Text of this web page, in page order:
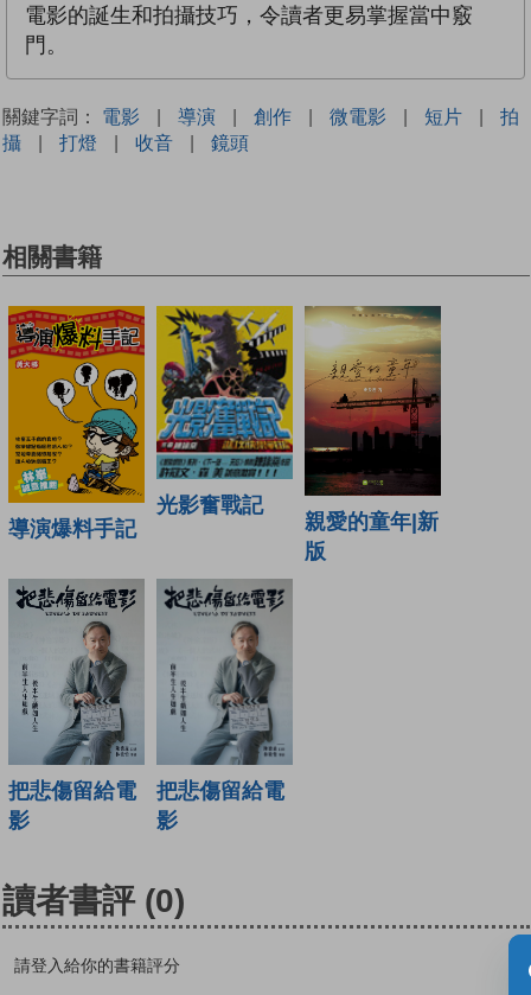
電影的誕生和拍攝技巧，令讀者更易掌握當中竅
門。
關鍵字詞： 電影 | 導演 | 創作 | 微電影 | 短片 |
拍
攝
| 打燈 | 收音 | 鏡頭
相關書籍
導演爆料手記
光影奮戰記
親愛的童年|新
版
把悲傷留給電
影
把悲傷留給電
影
讀者書評 (0)
請登入給你的書籍評分